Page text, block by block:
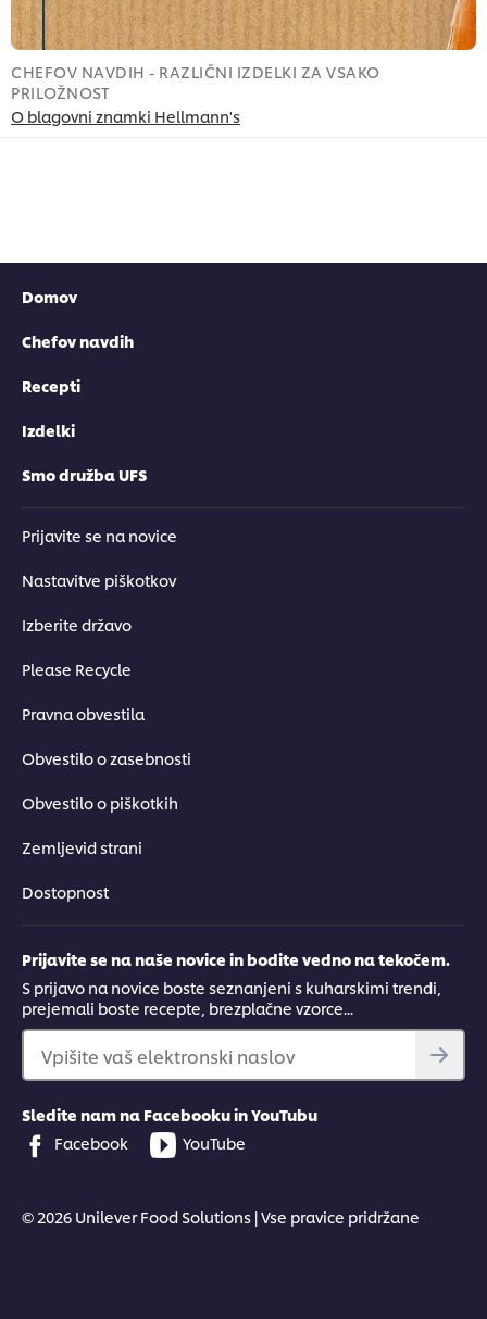
CHEFOV NAVDIH - RAZLIČNI IZDELKI ZA VSAKO
PRILOŽNOST
O blagovni znamki Hellmann's
Domov
Chefov navdih
Recepti
Izdelki
Smo družba UFS
Prijavite se na novice
Nastavitve piškotkov
Izberite državo
Please Recycle
Pravna obvestila
Obvestilo o zasebnosti
Obvestilo o piškotkih
Zemljevid strani
Dostopnost
Prijavite se na naše novice in bodite vedno na tekočem.
S prijavo na novice boste seznanjeni s kuharskimi trendi,
prejemali boste recepte, brezplačne vzorce...
Vpišite vaš elektronski naslov
Sledite nam na Facebooku in YouTubu
Facebook
YouTube
© 2026 Unilever Food Solutions | Vse pravice pridržane